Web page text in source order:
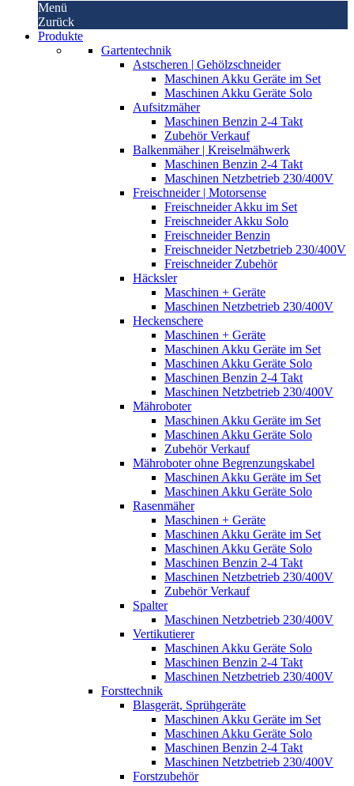
Menü
Zurück
Produkte
Gartentechnik
Astscheren | Gehölzschneider
Maschinen Akku Geräte im Set
Maschinen Akku Geräte Solo
Aufsitzmäher
Maschinen Benzin 2-4 Takt
Zubehör Verkauf
Balkenmäher | Kreiselmähwerk
Maschinen Benzin 2-4 Takt
Maschinen Netzbetrieb 230/400V
Freischneider | Motorsense
Freischneider Akku im Set
Freischneider Akku Solo
Freischneider Benzin
Freischneider Netzbetrieb 230/400V
Freischneider Zubehör
Häcksler
Maschinen + Geräte
Maschinen Netzbetrieb 230/400V
Heckenschere
Maschinen + Geräte
Maschinen Akku Geräte im Set
Maschinen Akku Geräte Solo
Maschinen Benzin 2-4 Takt
Maschinen Netzbetrieb 230/400V
Mähroboter
Maschinen Akku Geräte im Set
Maschinen Akku Geräte Solo
Zubehör Verkauf
Mähroboter ohne Begrenzungskabel
Maschinen Akku Geräte im Set
Maschinen Akku Geräte Solo
Rasenmäher
Maschinen + Geräte
Maschinen Akku Geräte im Set
Maschinen Akku Geräte Solo
Maschinen Benzin 2-4 Takt
Maschinen Netzbetrieb 230/400V
Zubehör Verkauf
Spalter
Maschinen Netzbetrieb 230/400V
Vertikutierer
Maschinen Akku Geräte Solo
Maschinen Benzin 2-4 Takt
Maschinen Netzbetrieb 230/400V
Forsttechnik
Blasgerät, Sprühgeräte
Maschinen Akku Geräte im Set
Maschinen Akku Geräte Solo
Maschinen Benzin 2-4 Takt
Maschinen Netzbetrieb 230/400V
Forstzubehör